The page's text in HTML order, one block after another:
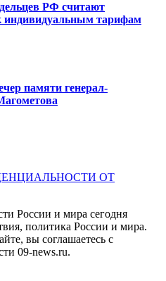
РФ считают
индивидуальным тарифам
памяти генерал-
ОТ
России и мира сегодня
политика России и мира.
вы соглашаетесь с
09-news.ru.